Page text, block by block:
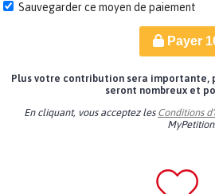
Sauvegarder ce moyen de paiement
Payer
Plus votre contribution sera
seront nombreux et
En cliquant, vous acceptez les Conditions